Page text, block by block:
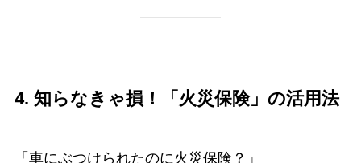
4. 知らなきゃ損！「火災保険」の活用法
「車にぶつけられたのに火災保険？」